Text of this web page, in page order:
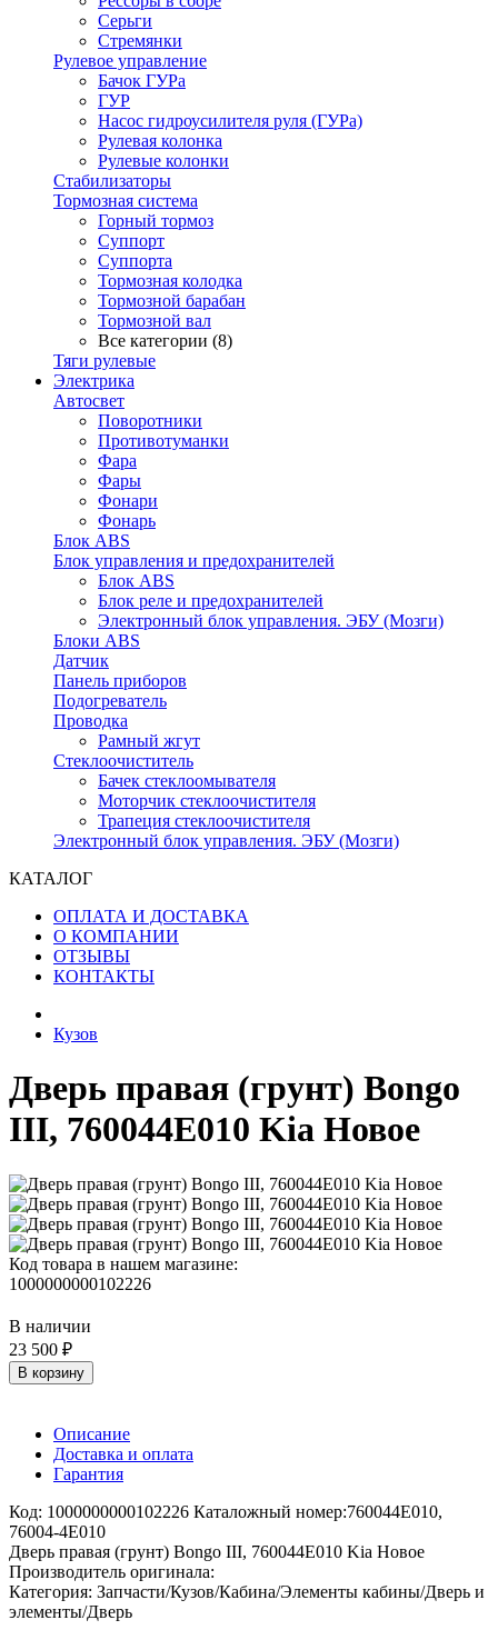
Серьги
Стремянки
Рулевое управление
Бачок ГУРа
ГУР
Насос гидроусилителя руля (ГУРа)
Рулевая колонка
Рулевые колонки
Стабилизаторы
Тормозная система
Горный тормоз
Суппорт
Суппорта
Тормозная колодка
Тормозной барабан
Тормозной вал
Все категории (8)
Тяги рулевые
Электрика
Автосвет
Поворотники
Противотуманки
Фара
Фары
Фонари
Фонарь
Блок ABS
Блок управления и предохранителей
Блок ABS
Блок реле и предохранителей
Электронный блок управления. ЭБУ (Мозги)
Блоки ABS
Датчик
Панель приборов
Подогреватель
Проводка
Рамный жгут
Стеклоочиститель
Бачек стеклоомывателя
Моторчик стеклоочистителя
Трапеция стеклоочистителя
Электронный блок управления. ЭБУ (Мозги)
КАТАЛОГ
ОПЛАТА И ДОСТАВКА
О КОМПАНИИ
ОТЗЫВЫ
КОНТАКТЫ
Кузов
Дверь правая (грунт) Bongo
III, 760044E010 Kia Новое
Код товара в нашем магазине:
1000000000102226
В наличии
23 500 ₽
В корзину
Описание
Доставка и оплата
Гарантия
Код: 1000000000102226 Каталожный номер:760044E010,
76004-4E010
Дверь правая (грунт) Bongo III, 760044E010 Kia Новое
Производитель оригинала:
Категория: Запчасти/Кузов/Кабина/Элементы кабины/Дверь и
элементы/Дверь